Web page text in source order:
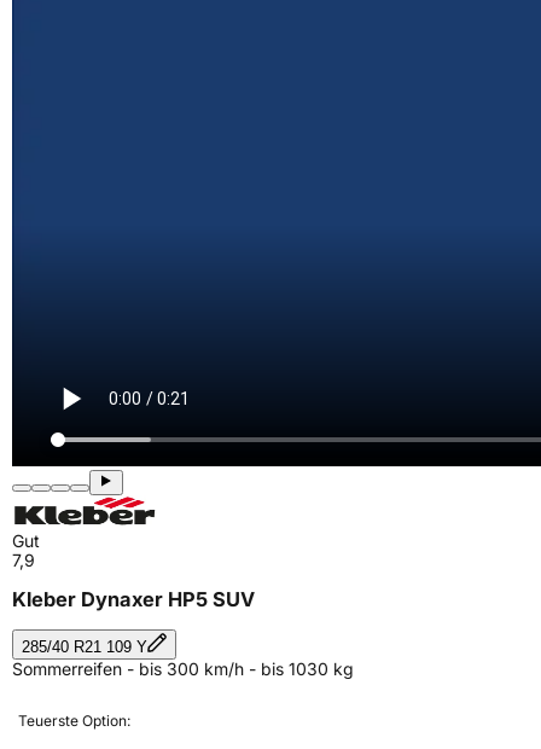
Gut
7,9
Kleber Dynaxer HP5 SUV
285/40 R21 109 Y
Sommerreifen - bis 300 km/h - bis 1030 kg
Teuerste Option: